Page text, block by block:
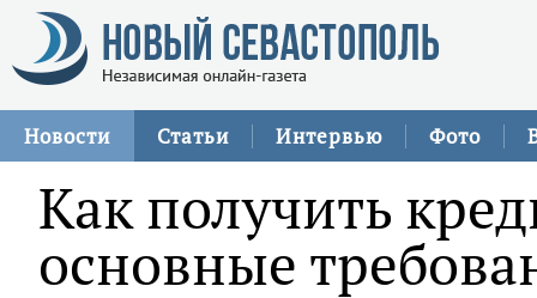
Новости Статьи Интервью Фото
Как получить
основные